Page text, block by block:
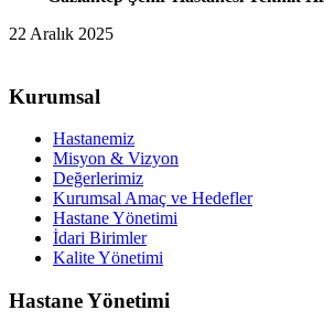
22 Aralık 2025
Kurumsal
Hastanemiz
Misyon & Vizyon
Değerlerimiz
Kurumsal Amaç ve Hedefler
Hastane Yönetimi
İdari Birimler
Kalite Yönetimi
Hastane Yönetimi